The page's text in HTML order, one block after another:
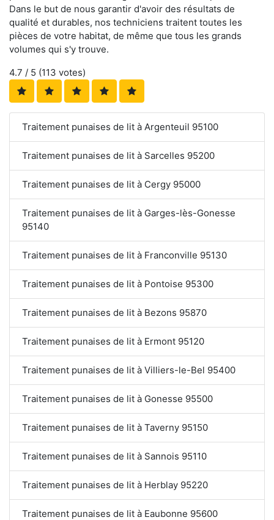
Dans le but de nous garantir d'avoir des résultats de
qualité et durables, nos techniciens traitent toutes les
pièces de votre habitat, de même que tous les grands
volumes qui s'y trouve.
4.7 / 5 (113 votes)
Traitement punaises de lit à Argenteuil 95100
Traitement punaises de lit à Sarcelles 95200
Traitement punaises de lit à Cergy 95000
Traitement punaises de lit à Garges-lès-Gonesse
95140
Traitement punaises de lit à Franconville 95130
Traitement punaises de lit à Pontoise 95300
Traitement punaises de lit à Bezons 95870
Traitement punaises de lit à Ermont 95120
Traitement punaises de lit à Villiers-le-Bel 95400
Traitement punaises de lit à Gonesse 95500
Traitement punaises de lit à Taverny 95150
Traitement punaises de lit à Sannois 95110
Traitement punaises de lit à Herblay 95220
Traitement punaises de lit à Eaubonne 95600